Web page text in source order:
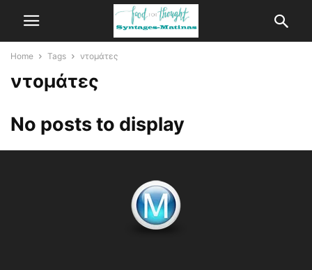
Home Tags ντομάτες
ντομάτες
No posts to display